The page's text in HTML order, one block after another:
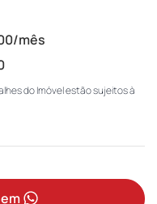
mês
do Imóvel estão sujeitos à